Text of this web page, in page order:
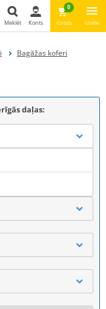
Meklēt
Meklēt Konts
0
Grozs Izvēle
Bagāžas koferi
daļas: